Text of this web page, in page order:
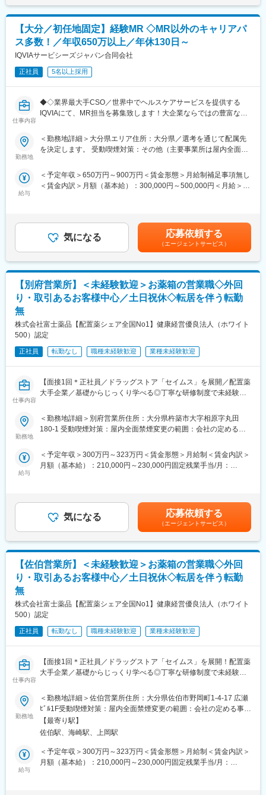
■働き方：
・基本土日祝休み／年3回の大型連休あり
・残業20h以内
・スケジュールに合わせて直行直帰可
・転居を伴う転勤はありません
■やりがい：
献することができます。
・「この薬すごく効き目があって良かったよ。」「こないだのリ
れてありがとう。」など、「ありがとう」という言葉が一番のや
りがいです。
【業務詳細】
（1）メンテナンス契約を締結していただいているお客様に定期的
に伺って機械の状態を確認調整する業務
（2）メンテナンス契約の有無に関わらず全ての機械トラブルに対
する緊急対応
（3）新しい機械を導入する際の導入設置作業
（4）メンテナンスに関する書類作成（保守契約更新、修理履歴・
機器状態報告書など）
【ポジションの魅力】
全く無い方でも立ち上りが可能となっております。
・業界トップクラスのIoT製品や医療システムに触れる事が可能で
ため市場価値向上が可能です。
・正社員登用は前提の採用です。就業態度に問題がなければ原則
【同社の魅力】
◆医療業界に貢献：
最新のIoT技術に注力しており、これまで人の手でアナログに行わ
可能にしました。当社の製品やシステムが、24時間止めてはなら
ない医療現場の安心安全や、医療従事者の負担軽減に大きく貢献
しています。
◆高いシェアを持つ製品：
品が多数あります。寡占市場だからこそ、競合製品を使っている
顧客からいかにシェアを獲得するか試行錯誤する面白さがありま
変更の範囲：会社の定める業務
る可能性があります。月給(月額)は固定手当を含めた表記です。
【大分／初任地固定】経験MR ◇MR以外のキャリアパ
ス多数！／年収650万以上／年休130日～
IQVIAサービシーズジャパン合同会社
正社員 5名以上採用
仕事内容
◆◇業界最大手CSO／世界中でヘルスケアサービスを提供する
IQVIAにて、MR担当を募集致します！大企業ならではの豊富なキ
【具体的な業務詳細】
いただきます。
・担当エリアの訪問医療施設のターゲティング、担当医療施設へ
・医療従事者向けの説明会の企画・実施、医師同士のコミュニケ
ーション推進のための研究会・勉強会の立ち上げ、講演会の企
画・運営 等
※勤務地については、選考内で希望を伺ったうえで決定します。
＼IQVIAでMRとして働く魅力／
（１）充実の待遇：同業他社の中でも平均給与の高さや非課税の
社員が多いのも特徴です。
（２）豊富なキャリアップの機会があります： MRとして専門性
を磨き、管理職を目指していただく方も多くございますし、社内
公募制度も充実しておりますので、IQVIAが展開している他の事業
※病院の経営コンサル、医薬品メーカーのマーケティング支援、人
事担当者などの管理部門など
キル研修、学術研修と、国内最大手だからこそ仕事に必要な知識
やスキルをしっかりと身に付けられる研修制度があります。MRと
してのスキルのみならず、データ分析、マーケティングなど多角
整備しています。
・日本においても業界トップシェアを誇り、常時100以上のPJが
稼働しています
変更の範囲：会社の定める業務
勤務地
＜勤務地詳細＞大分県エリア住所：大分県／選考を通じて配属先
を決定します。 受動喫煙対策：その他（主要事業所は屋内全面禁
給与
＜予定年収＞650万円～900万円＜賃金形態＞月給制補足事項無し
＜賃金内訳＞月額（基本給）：300,000円～500,000円＜月給＞
ジェクト稼働手当(35,000円)、外勤日当（1日1,500円／外勤3.5時
間以上）■変動賞与制（6月・12月・3月）※平均実績6ヶ月分■イン
センティブ：3月（対象者）賃金はあくまでも目安の金額であり、
選考を通じて上下する可能性があります。月給(月額)は固定手当を
含めた表記です。
気になる 応募依頼する
（エージェントサービス）
【別府営業所】＜未経験歓迎＞お薬箱の営業職◇外回
り・取引あるお客様中心／土日祝休◇転居を伴う転勤
無
株式会社富士薬品【配置薬シェア全国No1】健康経営優良法人（ホワイト
500）認定
正社員 転勤なし 職種未経験歓迎 業種未経験歓迎
仕事内容
【面接1回＊正社員／ドラッグストア「セイムス」を展開／配置薬
大手企業／基礎からじっくり学べる◎丁寧な研修制度で未経験の
■職務内容：
※既に、取引のあるお客様先を訪問するスタイルです。
※社用車（軽自動車）に乗ってお客様宅へ訪問をします。（1件あ
たり20～30分程度）
・配置薬や健康食品の期限管理
・使った分の配置薬を補充
・使用したお薬代金の集金
・健康相談、新商品・サービスのご提案 など
す。
└配置薬は無料でおけるので、お客様も抵抗なく置いてくれる製
品です。
・入社直後～2週間 ： OJT形式で、薬の種類や成分など基礎知識
を身につけます。
す。「会話のコツ」や「商品のご案内方法」といった実践的なス
キルを習得します。
・入社1カ月以降 ： 慣れてきたら独り立ち。既存のお客様をメイ
ンに訪問します。
◎困ったら先輩社員に相談しやすい雰囲気です。
＜専門資格を取得できる＞
・入社後は、医薬品販売の専門知識を身につけるために、登録販
勤務地
＜勤務地詳細＞別府営業所住所：大分県杵築市大字相原字丸田
180-1 受動喫煙対策：屋内全面禁煙変更の範囲：会社の定める事
給与
＜予定年収＞300万円～323万円＜賃金形態＞月給制＜賃金内訳＞
月額（基本給）：210,000円～230,000円固定残業手当/月：
年収は当社規定に基づき、年齢や経験に応じて決定します。・昇
給：年1回（4月）＜モデル給与＞※入社3年目平均基本給＋各種手
当＋業績連動給→総支給月額344,141円※業績連動給：月の予算達
成や売り上げに対して支払われます。賃金はあくまでも目安の金
額であり、選考を通じて上下する可能性があります。月給(月額)は
固定手当を含めた表記です。
気になる 応募依頼する
（エージェントサービス）
【佐伯営業所】＜未経験歓迎＞お薬箱の営業職◇外回
り・取引あるお客様中心／土日祝休◇転居を伴う転勤
無
株式会社富士薬品【配置薬シェア全国No1】健康経営優良法人（ホワイト
500）認定
正社員 転勤なし 職種未経験歓迎 業種未経験歓迎
仕事内容
【面接1回＊正社員／ドラッグストア「セイムス」を展開！配置薬
大手企業／基礎からじっくり学べる◎丁寧な研修制度で未経験の
■職務内容：
担当エリアのお客様（個人宅や企業）へ訪問し、配置薬（お薬
箱）や健康食品の提案をお任せします。
※既に、取引のあるお客様先を訪問するスタイルです。
＜仕事の流れ＞
勤務地
＜勤務地詳細＞佐伯営業所住所：大分県佐伯市野岡町1-4-17 広瀬
ﾋﾞﾙ1F受動喫煙対策：屋内全面禁煙変更の範囲：会社の定める事業
所【最寄り駅】
佐伯駅、海崎駅、上岡駅
給与
＜予定年収＞300万円～323万円＜賃金形態＞月給制＜賃金内訳＞
月額（基本給）：210,000円～230,000円固定残業手当/月：